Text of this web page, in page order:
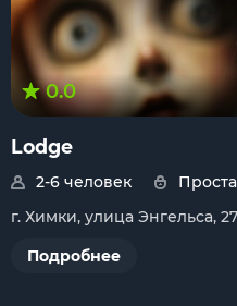
0.0
Lodge
2-6 человек
г. Химки, улица Энгельса, 27
Подробнее